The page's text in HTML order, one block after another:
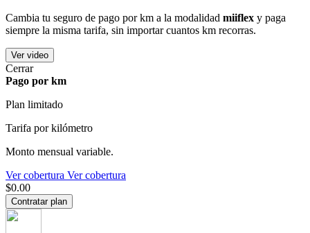
Cambia tu seguro de pago por km a la modalidad miiflex y paga
siempre la misma tarifa, sin importar cuantos km recorras.
Ver video
Cerrar
Pago por km
Plan limitado
Tarifa por kilómetro
Monto mensual variable.
Ver cobertura Ver cobertura
$0.00
Contratar plan